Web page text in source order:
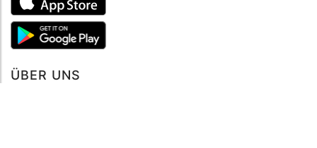
ÜBER UNS